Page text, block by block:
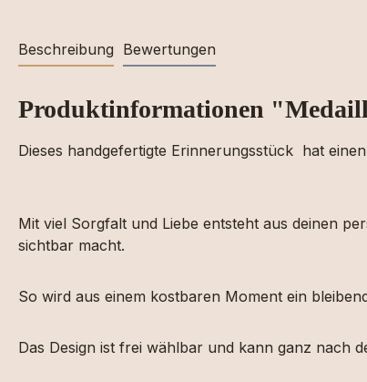
Beschreibung Bewertungen
Produktinformationen
Dieses handgefertigte Erinnerungsstück hat
Mit viel Sorgfalt und Liebe entsteht aus deinen
sichtbar macht.
So wird aus einem kostbaren Moment ein
Das Design ist frei wählbar und kann ganz nach